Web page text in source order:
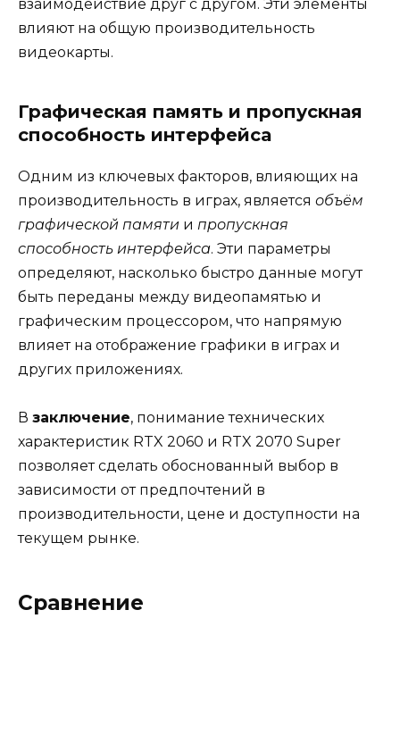
взаимодействие друг с другом. Эти элементы
влияют на общую производительность
видеокарты.
Графическая память и пропускная
способность интерфейса
Одним из ключевых факторов, влияющих на
производительность в играх, является объём
графической памяти и пропускная
способность интерфейса. Эти параметры
определяют, насколько быстро данные могут
быть переданы между видеопамятью и
графическим процессором, что напрямую
влияет на отображение графики в играх и
других приложениях.
В заключение, понимание технических
характеристик RTX 2060 и RTX 2070 Super
позволяет сделать обоснованный выбор в
зависимости от предпочтений в
производительности, цене и доступности на
текущем рынке.
Сравнение